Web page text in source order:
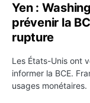
Yen :
prévenir la
rupture
Les États-Unis ont
informer la BCE.
usages monétaires.